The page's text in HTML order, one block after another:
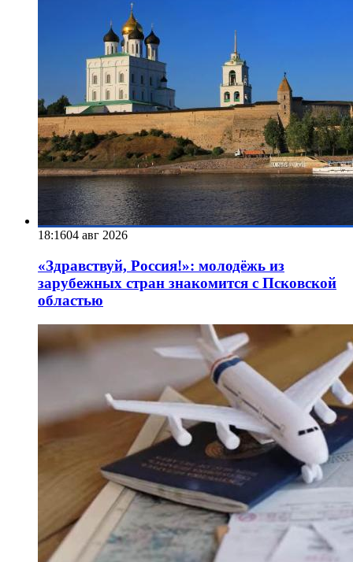
18:1604 авг 2026
«Здравствуй, Россия!»: молодёжь из
зарубежных стран знакомится с Псковской
областью